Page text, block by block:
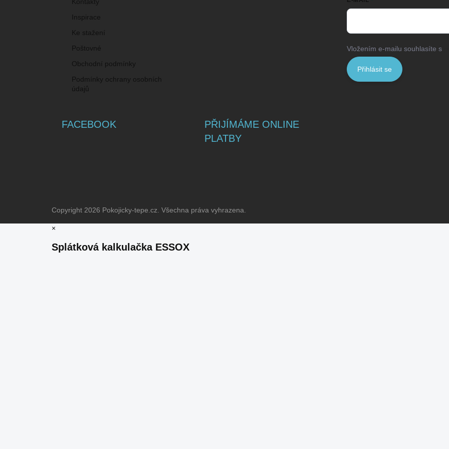
Kontakty
Inspirace
Ke stažení
Poštovné
Obchodní podmínky
Podmínky ochrany osobních
údajů
Vložením e-mailu souhlasíte s
Přihlásit se
FACEBOOK
PŘIJÍMÁME ONLINE
PLATBY
Copyright 2026 Pokojicky-tepe.cz. Všechna práva vyhrazena.
×
Splátková kalkulačka ESSOX